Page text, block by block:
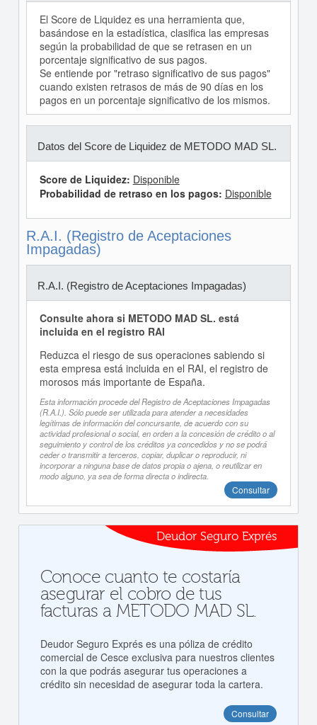
El Score de Liquidez es una herramienta que,
basándose en la estadística, clasifica las empresas
según la probabilidad de que se retrasen en un
porcentaje significativo de sus pagos.
Se entiende por "retraso significativo de sus pagos"
cuando existen retrasos de más de 90 días en los
pagos en un porcentaje significativo de los mismos.
Datos del Score de Liquidez de METODO MAD SL.
Score de Liquidez: Disponible
Probabilidad de retraso en los pagos: Disponible
R.A.I. (Registro de Aceptaciones
Impagadas)
R.A.I. (Registro de Aceptaciones Impagadas)
Consulte ahora si METODO MAD SL. está
incluida en el registro RAI
Reduzca el riesgo de sus operaciones sabiendo si
esta empresa está incluida en el RAI, el registro de
morosos más importante de España.
Esta información procede del Registro de Aceptaciones Impagadas
(R.A.I.). Sólo puede ser utilizada para atender a necesidades
legítimas de información del concursante, de acuerdo con su
actividad profesional o social, en orden a la concesión de crédito o al
seguimiento y control de los créditos ya concedidos y no se podrá
ceder o transmitir a terceros, copiar, duplicar o reproducir, ni
incorporar a ninguna base de datos propia o ajena, o reutilizar en
modo alguno, ya sea de forma directa o indirecta.
Consultar
Deudor Seguro Exprés
Conoce cuanto te costaría
asegurar el cobro de tus
facturas a METODO MAD SL.
Deudor Seguro Exprés es una póliza de crédito
comercial de Cesce exclusiva para nuestros clientes
con la que podrás asegurar tus operaciones a
crédito sin necesidad de asegurar toda la cartera.
Consultar